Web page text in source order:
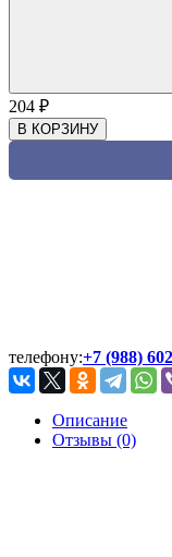
204 ₽
В КОРЗИНУ
телефону:+7 (988)
Описание
Отзывы (0)